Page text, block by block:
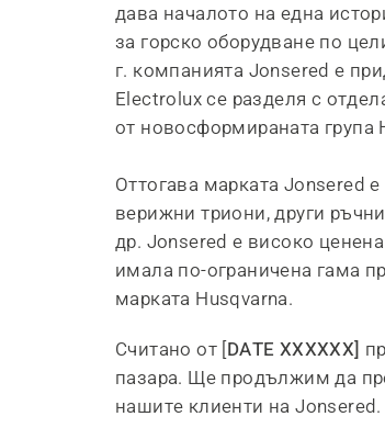
дава началото на една
за горско оборудване по
г. компанията Jonsered е
Electrolux се разделя с
от новосформираната група
Оттогава марката Jonsered
верижни триони, други
др. Jonsered е високо
имала по-ограничена гама
марката Husqvarna.
Считано от [DATE XXXXXX]
пазара. Ще продължим да
нашите клиенти на Jonsered.